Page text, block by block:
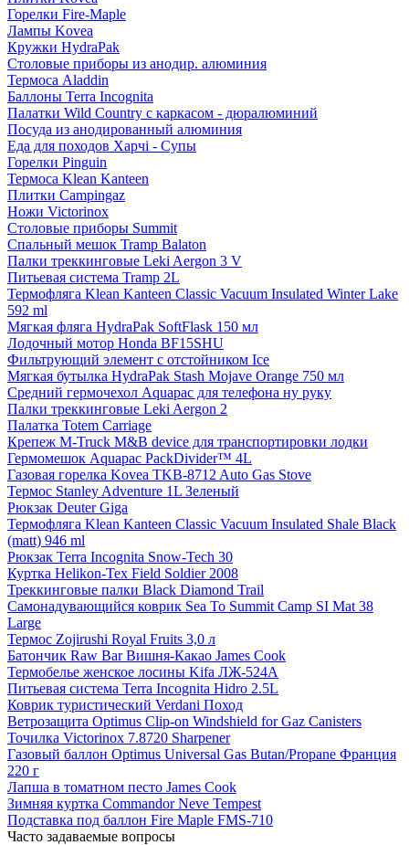
Горелки Fire-Maple
Лампы Kovea
Кружки HydraPak
Столовые приборы из анодир. алюминия
Термоса Aladdin
Баллоны Terra Incognita
Палатки Wild Country с каркасом - дюралюминий
Посуда из анодированный алюминия
Еда для походов Харчі - Супы
Горелки Pinguin
Термоса Klean Kanteen
Плитки Campingaz
Ножи Victorinox
Столовые приборы Summit
Спальный мешок Tramp Balaton
Палки треккинговые Leki Aergon 3 V
Питьевая система Tramp 2L
Термофляга Klean Kanteen Classic Vacuum Insulated Winter Lake
592 ml
Мягкая фляга HydraPak SoftFlask 150 мл
Лодочный мотор Honda BF15SHU
Фильтрующий элемент с отстойником Ice
Мягкая бутылка HydraPak Stash Mojave Orange 750 мл
Средний гермочехол Aquapac для телефона ну руку
Палки треккинговые Leki Aergon 2
Палатка Totem Carriage
Крепеж M-Truck M&B device для транспортировки лодки
Гермомешок Aquapac PackDivider™ 4L
Газовая горелка Kovea TKB-8712 Auto Gas Stove
Термос Stanley Adventure 1L Зеленый
Рюкзак Deuter Giga
Термофляга Klean Kanteen Classic Vacuum Insulated Shale Black
(matt) 946 ml
Рюкзак Terra Incognita Snow-Tech 30
Куртка Helikon-Tex Field Soldier 2008
Треккинговые палки Black Diamond Trail
Самонадувающийся коврик Sea To Summit Camp SI Mat 38
Large
Термос Zojirushi Royal Fruits 3,0 л
Батончик Raw Bar Вишня-Какао James Cook
Термобелье женское лосины Kifa ЛЖ-524А
Питьевая система Terra Incognita Hidro 2.5L
Коврик туристический Verdani Поход
Ветрозащита Optimus Clip-on Windshield for Gaz Canisters
Точилка Victorinox 7.8720 Sharpener
Газовый баллон Optimus Universal Gas Butan/Propane Франция
220 г
Лапша в томатном песто James Cook
Зимняя куртка Commandor Neve Tempest
Подставка под баллон Fire Maple FMS-710
Часто задаваемые вопросы